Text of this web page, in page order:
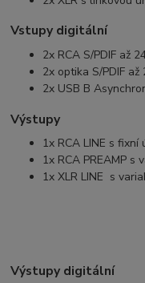
Vstupy digitální
2x RCA S/PDIF až
2x optika S/PDIF
2x USB B
Výstupy
1x RCA LINE s fixní
1x RCA PREAMP s
1x XLR LINE s
Výstupy digitální